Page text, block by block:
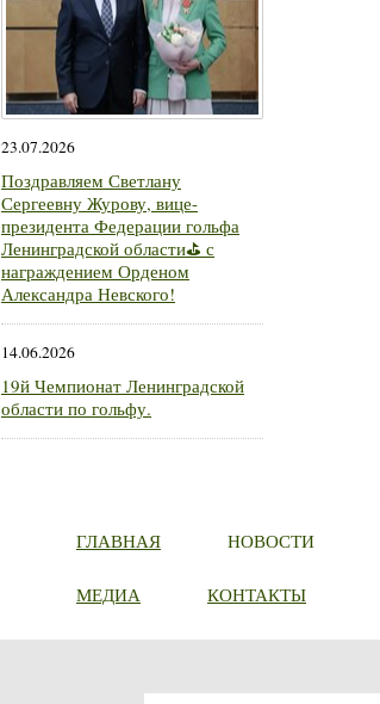
23.07.2026
Поздравляем Светлану
Сергеевну Журову, вице-
президента Федерации гольфа
Ленинградской области⛳ с
награждением Орденом
Александра Невского!
14.06.2026
19й Чемпионат Ленинградской
области по гольфу.
ГЛАВНАЯ НОВОСТИ
МЕДИА КОНТАКТЫ